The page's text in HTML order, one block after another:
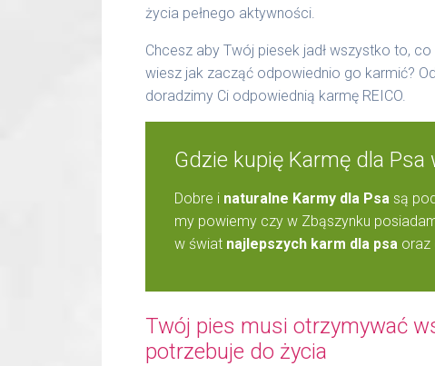
życia pełnego aktywności.
Chcesz aby Twój piesek jadł wszystko to, co
wiesz jak zacząć odpowiednio go karmić?
doradzimy Ci odpowiednią karmę REICO.
Gdzie kupię Karmę dla Psa
Dobre i naturalne Karmy dla Psa są
my powiemy czy w Zbąszynku
w świat najlepszych karm dla psa oraz
Twój pies musi otrzymywać
potrzebuje do życia